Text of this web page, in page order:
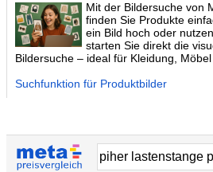
Mit der Bildersuche von
finden Sie Produkte
ein Bild hoch oder
starten Sie direkt die
Bildersuche – ideal für Kleidung,
Suchfunktion für Produktbilder